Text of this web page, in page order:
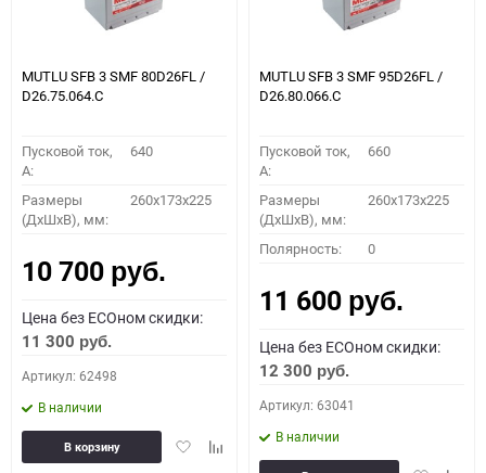
MUTLU SFB 3 SMF 80D26FL /
D26.75.064.C
Пусковой ток,
A:
640
Размеры
(ДхШхВ), мм:
260x173x225
10 700 руб.
Цена без ECOном скидки:
11 300 руб.
Артикул: 62498
В наличии
ДобавитьДобавить
В корзину
MUTLU SFB 3 SMF 95D26FL /
D26.80.066.C
Пусковой ток,
A:
660
Размеры
(ДхШхВ), мм:
260x173x225
Полярность: 0
11 600 руб.
Цена без ECOном скидки:
12 300 руб.
Артикул: 63041
В наличии